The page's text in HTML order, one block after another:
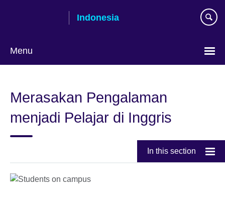
Indonesia
Menu
Merasakan Pengalaman
menjadi Pelajar di Inggris
In this section